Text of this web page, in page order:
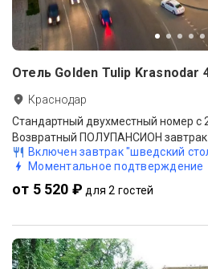
Отель Golden Tulip Krasnodar
Краснодар
Стандартный двухместный номер с
Включен завтрак "шведский
Моментальное подтверждение
от 5 520 ₽ для 2 гостей